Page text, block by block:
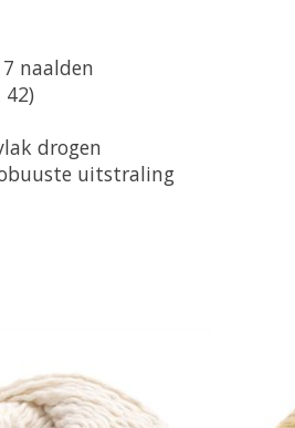
naalden
drogen
uitstraling